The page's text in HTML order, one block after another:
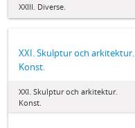
XXIII. Diverse.
XXI. Skulptur och arkitektur.
Konst.
XXI. Skulptur och arkitektur.
Konst.